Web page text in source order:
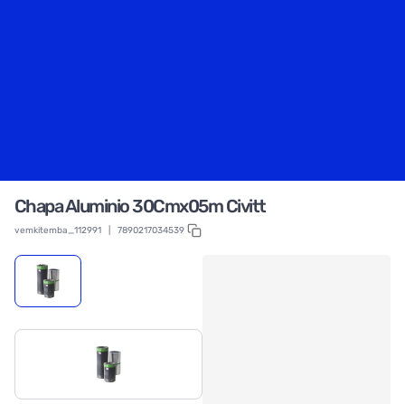
Chapa Aluminio 30Cmx05m Civitt
vemkitemba_112991 7890217034539